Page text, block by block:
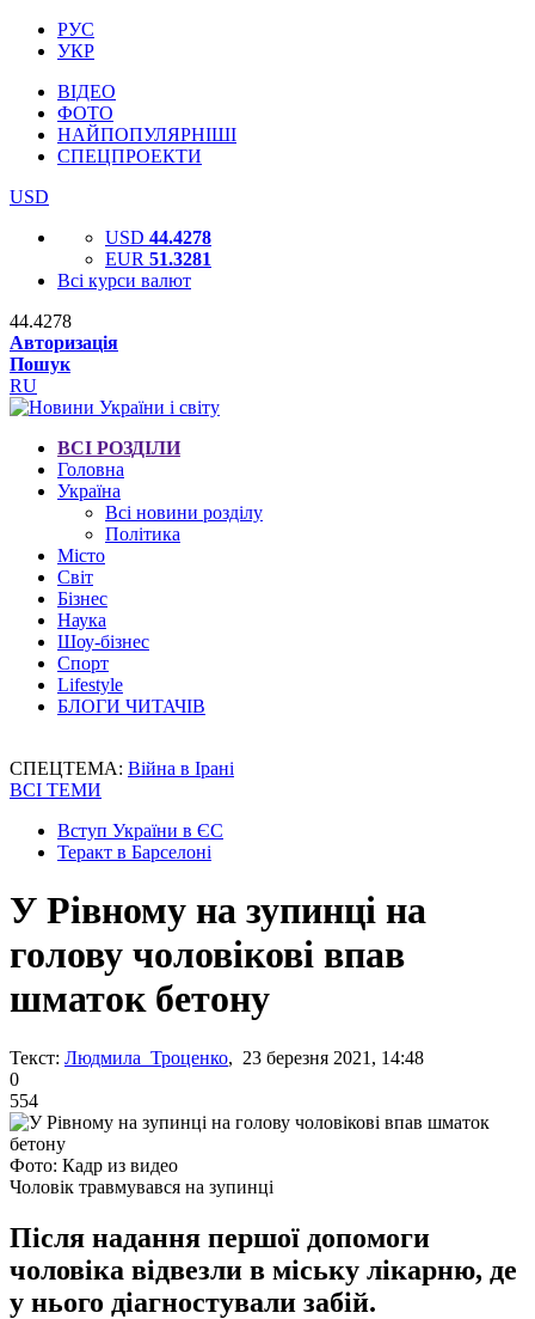
РУС
УКР
ВІДЕО
ФОТО
НАЙПОПУЛЯРНІШІ
СПЕЦПРОЕКТИ
USD
USD 44.4278
EUR 51.3281
Всі курси валют
44.4278
Авторизація
Пошук
RU
ВСІ РОЗДІЛИ
Головна
Україна
Всі новини розділу
Політика
Місто
Світ
Бізнес
Наука
Шоу-бізнес
Спорт
Lifestyle
БЛОГИ ЧИТАЧІВ
СПЕЦТЕМА: Війна в Ірані
ВСІ ТЕМИ
Вступ України в ЄС
Теракт в Барселоні
У Рівному на зупинці на
голову чоловікові впав
шматок бетону
Текст: Людмила Троценко, 23 березня 2021, 14:48
0
554
Фото: Кадр из видео
Чоловік травмувався на зупинці
Після надання першої допомоги
чоловіка відвезли в міську лікарню, де
у нього діагностували забій.